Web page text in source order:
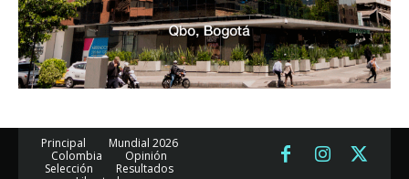
Principal
Mundial 2026
Colombia
Opinión
Selección
Resultados